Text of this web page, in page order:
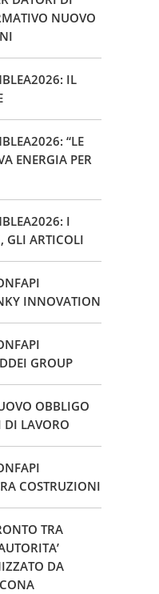
NUOVO
IL
“LE
ENERGIA PER
I
GLI ARTICOLI
INNOVATION
GROUP
OBBLIGO
DI LAVORO
COSTRUZIONI
TRA
DA